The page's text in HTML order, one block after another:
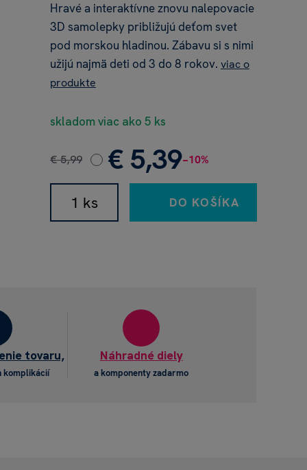
Hravé a interaktívne znovu nalepovacie
3D samolepky približujú deťom svet
pod morskou hladinou. Zábavu si s nimi
užijú najmä deti od 3 do 8 rokov. viac o
produkte
skladom viac ako 5 ks
€ 5,99 € 5,39−10%
DO KOŠÍKA
tovaru,
komplikácií
Náhradné diely
a komponenty zadarmo